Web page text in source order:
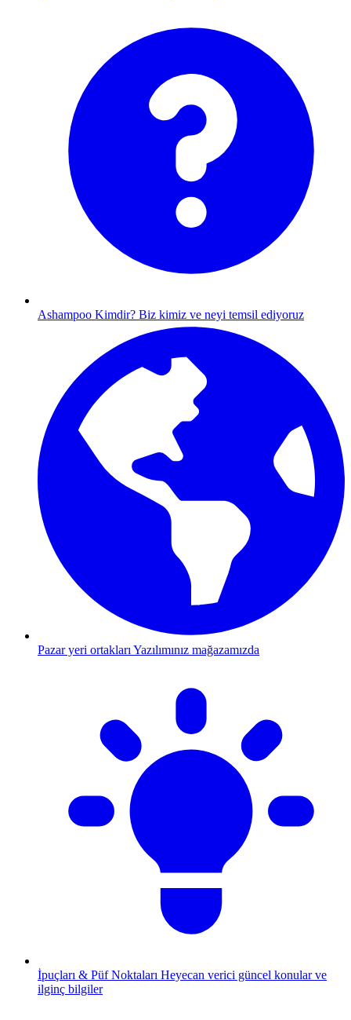
Ashampoo Kimdir? Biz kimiz ve neyi temsil ediyoruz
Pazar yeri ortakları Yazılımınız mağazamızda
İpuçları & Püf Noktaları Heyecan verici güncel konular ve
ilginç bilgiler